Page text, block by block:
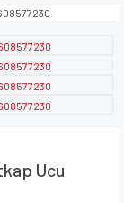
Ucu